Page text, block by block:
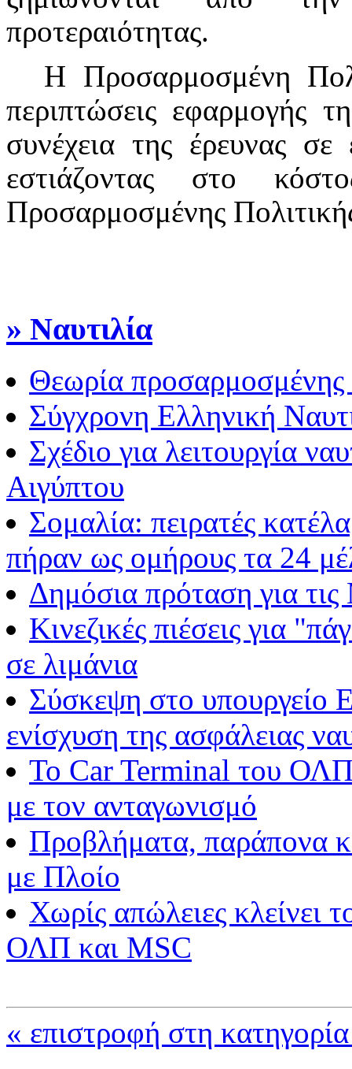
προτεραιότητας.
Η Προσαρμοσμένη
περιπτώσεις εφαρμογής
συνέχεια της έρευνας σε
εστιάζοντας στο
Προσαρμοσμένης
» Ναυτιλία
Θεωρία προσαρμοσμένης
Σύγχρονη Ελληνική
Σχέδιο για λειτουργία
Αιγύπτου
Σομαλία: πειρατές
πήραν ως ομήρους τα 24
Δημόσια πρόταση για τις
Κινεζικές πιέσεις για
σε λιμάνια
Σύσκεψη στο υπουργείο
ενίσχυση της ασφάλειας
Το Car Terminal του ΟΛΠ
με τον ανταγωνισμό
Προβλήματα, παράπονα
με Πλοίο
Χωρίς απώλειες κλείνει
ΟΛΠ και MSC
« επιστροφή στη